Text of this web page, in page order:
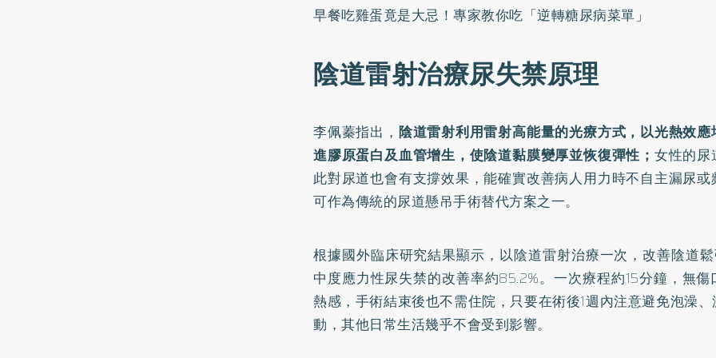
早餐吃雞蛋竟是大忌！專家教你吃「逆轉糖尿病菜單」
陰道雷射治療尿失禁原理
李佩蓁指出， 陰道雷射利用雷射高能量的光療方式，以光熱效
進膠原蛋白及血管增生，使陰道黏膜變厚並恢復彈性； 女性的尿
此對尿道也會有支撐效果，能確實改善病人用力時不自主漏尿
可作為傳統的尿道懸吊手術替代方案之一。
根據國外臨床研究結果顯示，以陰道雷射治療一次，改善陰道
中度應力性尿失禁的改善率約85.2%。一次療程約15分鐘，無
熱感，手術結束後也不需住院，只要在術後1週內注意避免泡澡
動，其他日常生活幾乎不會受到影響。